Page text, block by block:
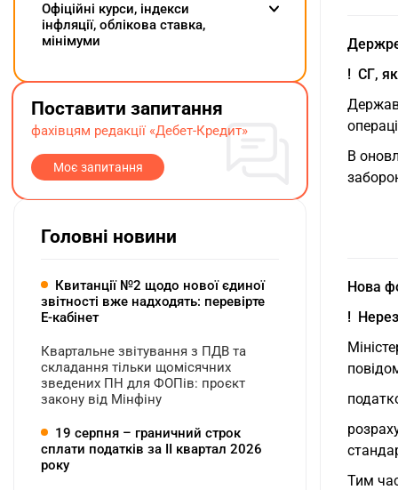
Oфіційні курси, індекcи
інфляції, облікова ставка,
мінімуми
Поставити запитання
фахівцям редакції «Дебет-Кредит»
Моє запитання
Головні новини
Квитанції №2 щодо нової єдиної
звітності вже надходять: перевірте
Е-кабінет
Квартальне звітування з ПДВ та
складання тільки щомісячних
зведених ПН для ФОПів: проєкт
закону від Мінфіну
19 серпня – граничний строк
сплати податків за ІI квартал 2026
року
! СГ,
В
Нова
!
Тим